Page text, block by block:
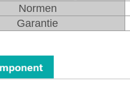
Normen
Garantie